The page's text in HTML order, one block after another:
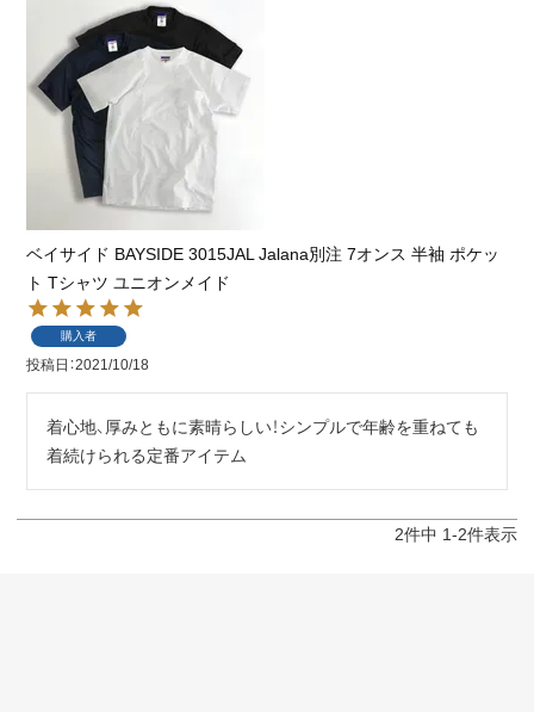
ベイサイド BAYSIDE 3015JAL Jalana別注 7オンス 半袖 ポケッ
ト Tシャツ ユニオンメイド
購入者
投稿日 2021/10/18
着心地、厚みともに素晴らしい！シンプルで年齢を重ねても
着続けられる定番アイテム
2件中 1-2件表示